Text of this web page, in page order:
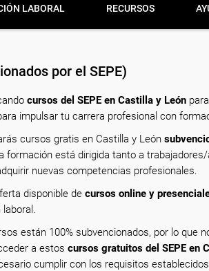
LABORAL RECURSOS
por el SEPE)
cursos del SEPE en Castilla y León
impulsar tu carrera profesional con
cursos gratis en Castilla y León
formación está dirigida tanto a
nuevas competencias profesionales.
disponible de cursos online y
están 100% subvencionados, por lo que
a estos cursos gratuitos del SEPE en
cumplir con los requisitos